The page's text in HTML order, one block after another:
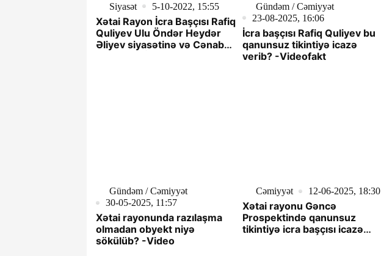
Siyasət 5-10-2022, 15:55
Xətai Rayon İcra Başçısı Rafiq
Quliyev Ulu Öndər Heydər
Əliyev siyasətinə və Cənab
Gündəm / Cəmiyyət
23-08-2025, 16:06
İcra başçısı Rafiq Quliyev bu
qanunsuz tikintiyə icazə
verib? -Videofakt
Gündəm / Cəmiyyət
30-05-2025, 11:57
Xətai rayonunda razılaşma
olmadan obyekt niyə
sökülüb? -Video
Cəmiyyət 12-06-2025, 18:30
Xətai rayonu Gəncə
Prospektində qanunsuz
tikintiyə icra başçısı icazə